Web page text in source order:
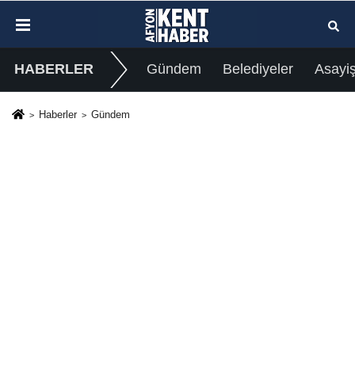
HABERLER Gündem Belediyeler
Haberler Gündem